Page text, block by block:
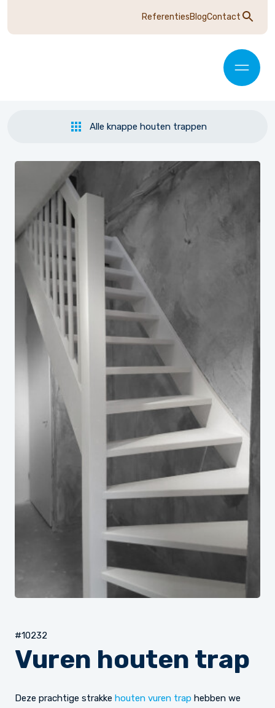
ReferentiesBlogContact
Alle knappe houten trappen
#10232
Vuren houten trap
Deze prachtige strakke houten vuren trap hebben we